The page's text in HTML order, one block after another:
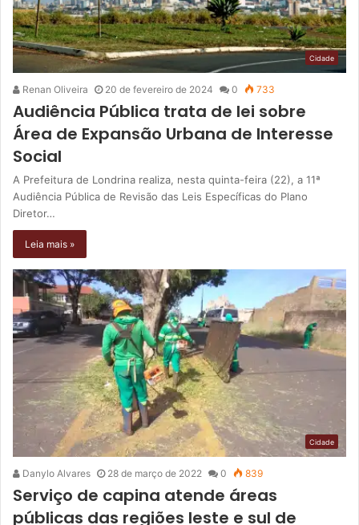
Cidade
Renan Oliveira 20 de fevereiro de 2024 0 733
Audiência Pública trata de lei sobre
Área de Expansão Urbana de Interesse
Social
A Prefeitura de Londrina realiza, nesta quinta-feira (22), a 11ª
Audiência Pública de Revisão das Leis Específicas do Plano
Diretor…
Leia mais »
Cidade
Danylo Alvares 28 de março de 2022 0 839
Serviço de capina atende áreas
públicas das regiões leste e sul de